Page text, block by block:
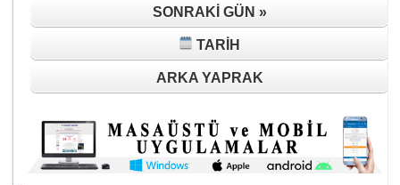
SONRAKI GÜN »
TARIH
ARKA YAPRAK